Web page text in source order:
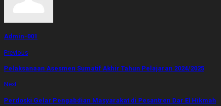
Admin-001
Previous
Pelaksanaan Asesmen Sumatif Akhir Tahun Pelajaran 2024/2025
Next
Perdoski Gelar Pengabdian Masyarakat di Pesantren Dar El Hikmah